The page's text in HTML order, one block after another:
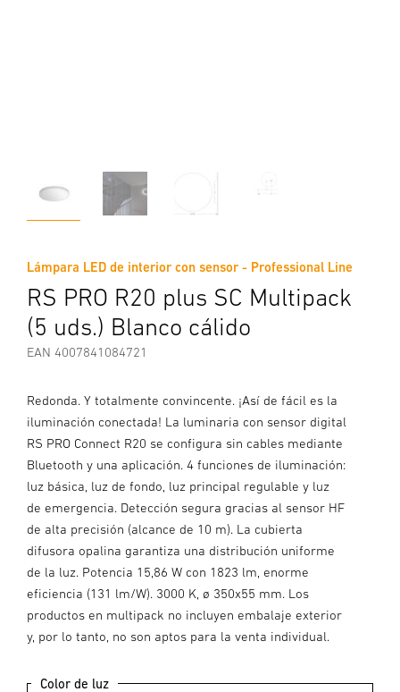
Lámpara LED de interior con sensor - Professional Line
RS PRO R20 plus SC Multipack
(5 uds.) Blanco cálido
EAN 4007841084721
Redonda. Y totalmente convincente. ¡Así de fácil es la
iluminación conectada! La luminaria con sensor digital
RS PRO Connect R20 se configura sin cables mediante
Bluetooth y una aplicación. 4 funciones de iluminación:
luz básica, luz de fondo, luz principal regulable y luz
de emergencia. Detección segura gracias al sensor HF
de alta precisión (alcance de 10 m). La cubierta
difusora opalina garantiza una distribución uniforme
de la luz. Potencia 15,86 W con 1823 lm, enorme
eficiencia (131 lm/W). 3000 K, ø 350x55 mm. Los
productos en multipack no incluyen embalaje exterior
y, por lo tanto, no son aptos para la venta individual.
Color de luz